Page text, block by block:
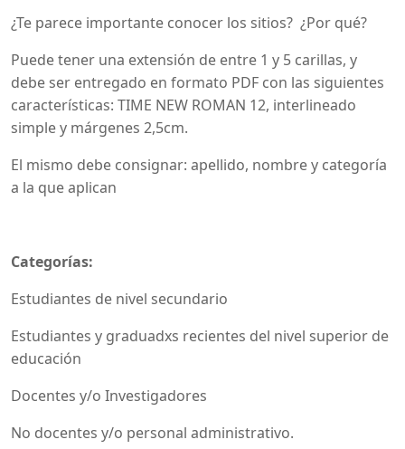
¿Te parece importante conocer los sitios? ¿Por qué?
Puede tener una extensión de entre 1 y 5 carillas, y
debe ser entregado en formato PDF con las siguientes
características: TIME NEW ROMAN 12, interlineado
simple y márgenes 2,5cm.
El mismo debe consignar: apellido, nombre y categoría
a la que aplican
Categorías:
Estudiantes de nivel secundario
Estudiantes y graduadxs recientes del nivel superior de
educación
Docentes y/o Investigadores
No docentes y/o personal administrativo.